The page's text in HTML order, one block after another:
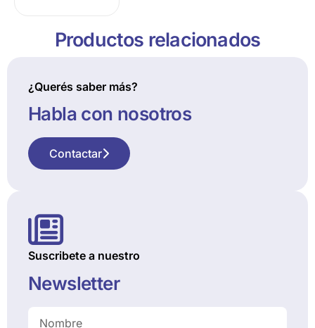
Productos relacionados
¿Querés saber más?
Habla con nosotros
Contactar
Suscribete a nuestro
Newsletter